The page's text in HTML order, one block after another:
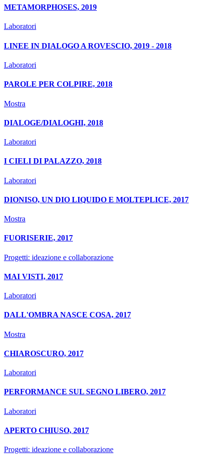
METAMORPHOSES, 2019
Laboratori
LINEE IN DIALOGO A ROVESCIO, 2019 - 2018
Laboratori
PAROLE PER COLPIRE, 2018
Mostra
DIALOGE/DIALOGHI, 2018
Laboratori
I CIELI DI PALAZZO, 2018
Laboratori
DIONISO, UN DIO LIQUIDO E MOLTEPLICE, 2017
Mostra
FUORISERIE, 2017
Progetti: ideazione e collaborazione
MAI VISTI, 2017
Laboratori
DALL'OMBRA NASCE COSA, 2017
Mostra
CHIAROSCURO, 2017
Laboratori
PERFORMANCE SUL SEGNO LIBERO, 2017
Laboratori
APERTO CHIUSO, 2017
Progetti: ideazione e collaborazione